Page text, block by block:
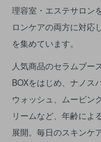
理容室・エステサロン
ロンケアの両方に対応
を集めています。
人気商品のセラムブー
BOXをはじめ、ナノス
ウォッシュ、ムービン
リームなど、年齢によ
展開。毎日のスキンケ